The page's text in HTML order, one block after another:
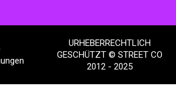
URHEBERRECHTLICH
GESCHÜTZT © STREET CO
2012 - 2025